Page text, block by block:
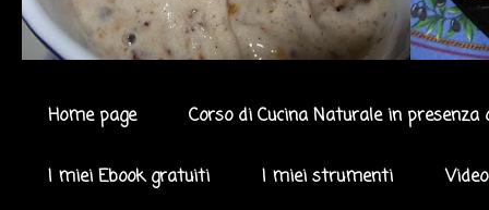
Home page Corso di Cucina Naturale in presenza
I miei Ebook gratuiti I miei strumenti